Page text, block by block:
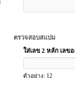
ตรวจสอบสแปม
ใส่เลข 2 หลัก เลข
ตัวอย่าง: 12